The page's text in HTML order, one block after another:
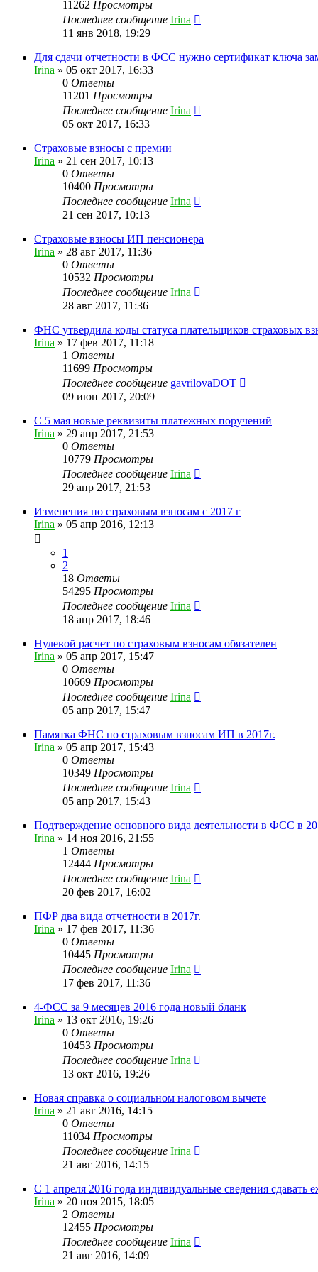
11262 Просмотры
Последнее сообщение Irina
11 янв 2018, 19:29
Для сдачи отчетности в ФСС нужно сертификат ключа
Irina » 05 окт 2017, 16:33
0 Ответы
11201 Просмотры
Последнее сообщение Irina
05 окт 2017, 16:33
Страховые взносы с премии
Irina » 21 сен 2017, 10:13
0 Ответы
10400 Просмотры
Последнее сообщение Irina
21 сен 2017, 10:13
Страховые взносы ИП пенсионера
Irina » 28 авг 2017, 11:36
0 Ответы
10532 Просмотры
Последнее сообщение Irina
28 авг 2017, 11:36
ФНС утвердила коды статуса плательщиков страховых
Irina » 17 фев 2017, 11:18
1 Ответы
11699 Просмотры
Последнее сообщение gavrilovaDOT
09 июн 2017, 20:09
С 5 мая новые реквизиты платежных поручений
Irina » 29 апр 2017, 21:53
0 Ответы
10779 Просмотры
Последнее сообщение Irina
29 апр 2017, 21:53
Изменения по страховым взносам с 2017 г
Irina » 05 апр 2016, 12:13
1
2
18 Ответы
54295 Просмотры
Последнее сообщение Irina
18 апр 2017, 18:46
Нулевой расчет по страховым взносам обязателен
Irina » 05 апр 2017, 15:47
0 Ответы
10669 Просмотры
Последнее сообщение Irina
05 апр 2017, 15:47
Памятка ФНС по страховым взносам ИП в 2017г.
Irina » 05 апр 2017, 15:43
0 Ответы
10349 Просмотры
Последнее сообщение Irina
05 апр 2017, 15:43
Подтверждение основного вида деятельности в ФСС в
Irina » 14 ноя 2016, 21:55
1 Ответы
12444 Просмотры
Последнее сообщение Irina
20 фев 2017, 16:02
ПФР два вида отчетности в 2017г.
Irina » 17 фев 2017, 11:36
0 Ответы
10445 Просмотры
Последнее сообщение Irina
17 фев 2017, 11:36
4-ФСС за 9 месяцев 2016 года новый бланк
Irina » 13 окт 2016, 19:26
0 Ответы
10453 Просмотры
Последнее сообщение Irina
13 окт 2016, 19:26
Новая справка о социальном налоговом вычете
Irina » 21 авг 2016, 14:15
0 Ответы
11034 Просмотры
Последнее сообщение Irina
21 авг 2016, 14:15
С 1 апреля 2016 года индивидуальные сведения сдавать
Irina » 20 ноя 2015, 18:05
2 Ответы
12455 Просмотры
Последнее сообщение Irina
21 авг 2016, 14:09